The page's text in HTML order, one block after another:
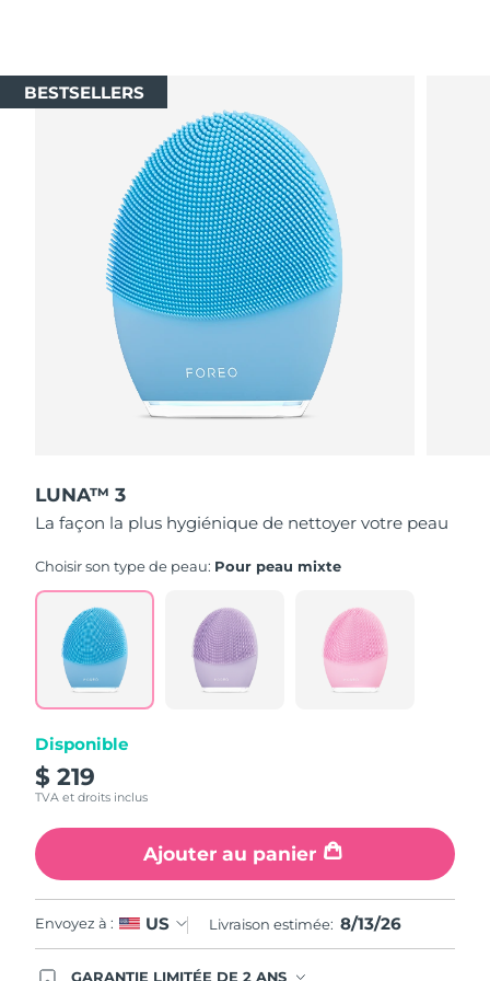
BESTSELLERS
LUNA™ 3
La façon la plus hygiénique de nettoyer votre peau
Choisir son type de peau: Pour peau mixte
Disponible
$ 219
TVA et droits inclus
Ajouter au panier
Envoyez à : US Livraison estimée: 8/13/26
GARANTIE LIMITÉE DE 2 ANS